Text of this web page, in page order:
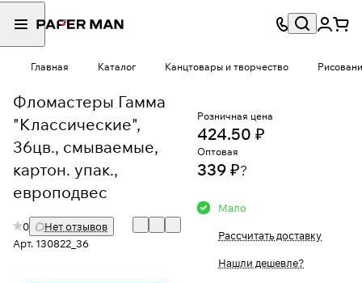
Главная Каталог Канцтовары и творчество
Фломастеры Гамма
"Классические",
36цв., смываемые,
картон. упак.,
европодвес
0
Нет отзывов
Арт. 130822_36
Розничная цена
424.50 ₽
Оптовая
339 ₽?
Мало
Рассчитать доставку
Нашли дешевле?